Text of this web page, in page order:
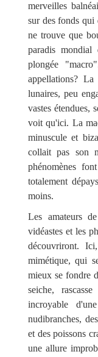
merveilles
sur des fonds qui
ne trouve que
paradis
plongée
appellations?
lunaires, peu
vastes étendues,
voit qu'ici. La
minuscule et
collait pas son
phénomènes
totalement
moins.
Les amateurs
vidéastes et les
découvriront.
mimétique, qui
mieux se fondre
seiche,
incroyable
nudibranches,
et des poissons
une allure